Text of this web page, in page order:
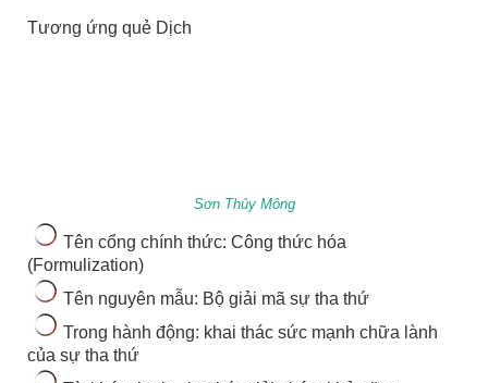
Tương ứng quẻ Dịch
Sơn Thủy Mông
Tên cổng chính thức: Công thức hóa
(Formulization)
Tên nguyên mẫu: Bộ giải mã sự tha thứ
Trong hành động: khai thác sức mạnh chữa lành
của sự tha thứ